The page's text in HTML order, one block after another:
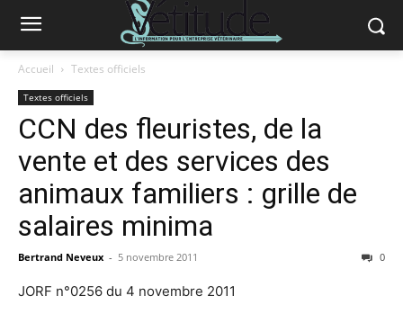
Accueil Textes officiels
Textes officiels
CCN des fleuristes, de la
vente et des services des
animaux familiers : grille de
salaires minima
Bertrand Neveux - 5 novembre 2011 0
JORF n°0256 du 4 novembre 2011